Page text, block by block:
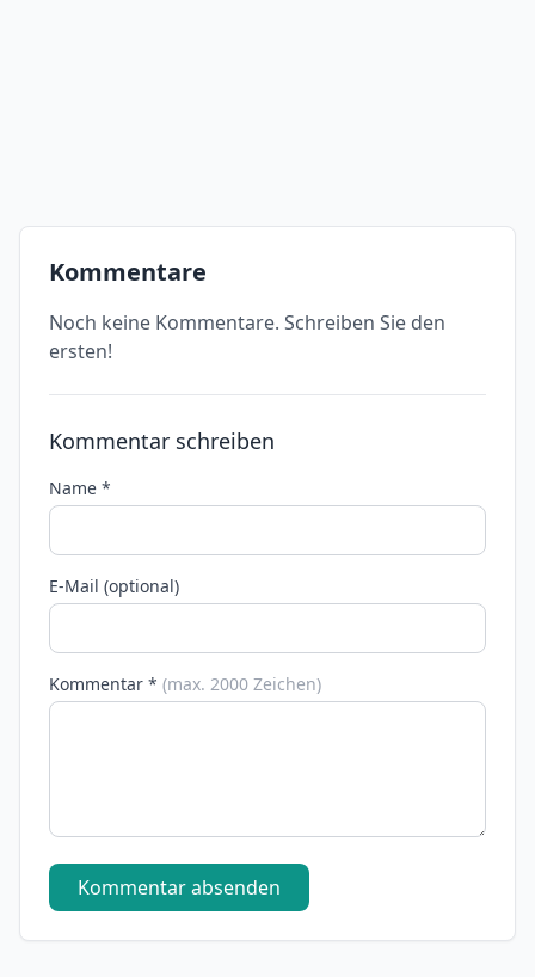
Kommentare
Noch keine Kommentare. Schreiben Sie den
ersten!
Kommentar schreiben
Name *
E-Mail (optional)
Kommentar * (max. 2000 Zeichen)
Kommentar absenden